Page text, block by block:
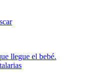
llegue el bebé.